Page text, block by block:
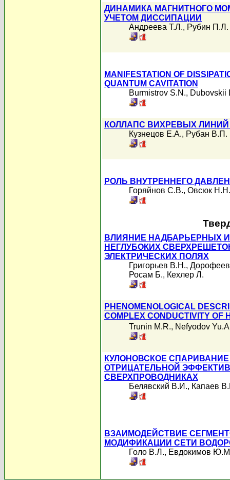
ДИНАМИКА МАГНИТНОГО
УЧЕТОМ ДИССИПАЦИИ
Андреева Т.Л., Рубин П.Л.
MANIFESTATION OF
QUANTUM CAVITATION
Burmistrov S.N., Dubovskii
КОЛЛАПС ВИХРЕВЫХ
Кузнецов Е.А., Рубан В.П.
РОЛЬ ВНУТРЕННЕГО
Горяйнов С.В., Овсюк Н.Н.
ВЛИЯНИЕ НАДБАРЬЕРНЫХ
НЕГЛУБОКИХ
ЭЛЕКТРИЧЕСКИХ ПОЛЯХ
Григорьев В.Н.,
Росам Б., Кехлер Л.
PHENOMENOLOGICAL
COMPLEX CONDUCTIVITY OF
Trunin M.R., Nefyodov
КУЛОНОВСКОЕ
ОТРИЦАТЕЛЬНОЙ
СВЕРХПРОВОДНИКАХ
Белявский В.И., Капаев
ВЗАИМОДЕЙСТВИЕ
МОДИФИКАЦИИ СЕТИ
Голо В.Л., Евдокимов